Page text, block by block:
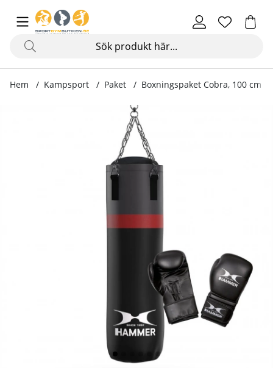
Hem Kampsport Paket Boxningspaket Cobra, 100 cm
Produktbilder Boxningspaket Cobra, 100 cm